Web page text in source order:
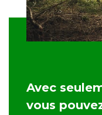
Avec
vous